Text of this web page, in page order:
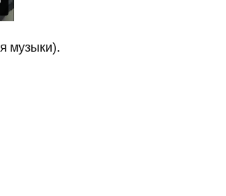
музыки).